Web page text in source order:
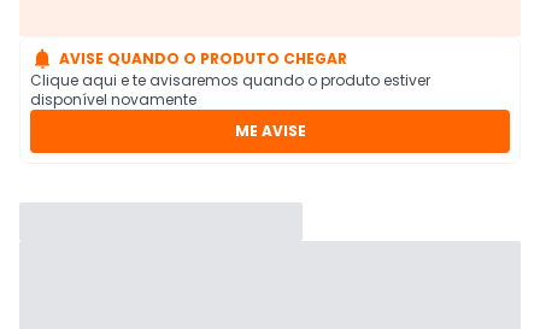
 AVISE QUANDO O PRODUTO CHEGAR
Clique aqui e te avisaremos quando o produto estiver
disponível novamente
ME AVISE